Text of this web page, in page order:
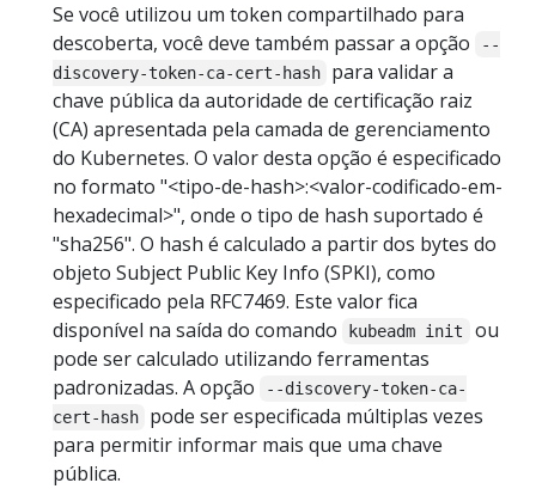
Se você utilizou um token compartilhado para
descoberta, você deve também passar a opção
--
discovery-token-ca-cert-hash
para validar a
chave pública da autoridade de certificação raiz
(CA) apresentada pela camada de gerenciamento
do Kubernetes. O valor desta opção é especificado
no formato "<tipo-de-hash>:<valor-codificado-em-
hexadecimal>", onde o tipo de hash suportado é
"sha256". O hash é calculado a partir dos bytes do
objeto Subject Public Key Info (SPKI), como
especificado pela RFC7469. Este valor fica
disponível na saída do comando
kubeadm init
ou
pode ser calculado utilizando ferramentas
padronizadas. A opção
--discovery-token-ca-
cert-hash
pode ser especificada múltiplas vezes
para permitir informar mais que uma chave
pública.